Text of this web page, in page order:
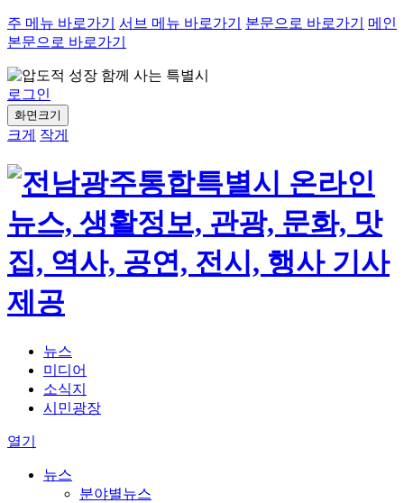
주 메뉴 바로가기 서브 메뉴 바로가기 본문으로 바로가기
메인
본문으로 바로가기
로그인
화면크기
크게 작게
뉴스
미디어
소식지
시민광장
열기
뉴스
분야별뉴스